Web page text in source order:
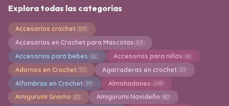
Explora todas las categorías
Accesorios crochet 319
Accesorios en Crochet para Mascotas 57
Accesorios para bebes 62 Accesorios para niñas 61
Adornos en Crochet 20 Agarraderas en crochet 21
Alfombras en Crochet 99 Almohadones 248
Amigurumi Gnomo 20 Amigurumi Navideño 80